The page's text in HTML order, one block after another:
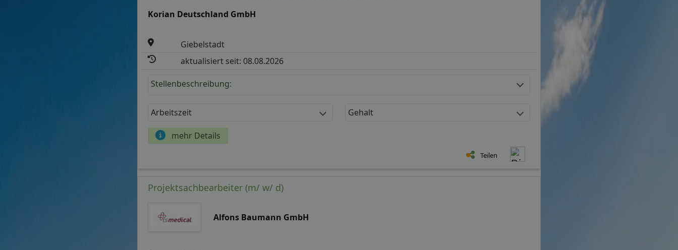
Korian Deutschland GmbH
Giebelstadt
aktualisiert seit: 08.08.2026
Stellenbeschreibung:
Arbeitszeit Gehalt
mehr Details
Teilen
Projektsachbearbeiter (m/ w/ d)
Alfons Baumann GmbH